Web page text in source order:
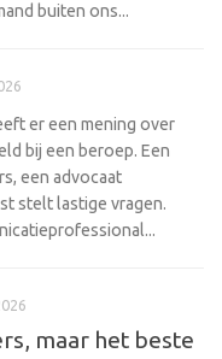
buiten ons...
er een mening over
bij een beroep. Een
een advocaat
stelt lastige vragen.
maar het beste